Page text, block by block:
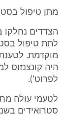
מתן טיפול
לתת טיפול
לפרוט’).
לטעמי עולה